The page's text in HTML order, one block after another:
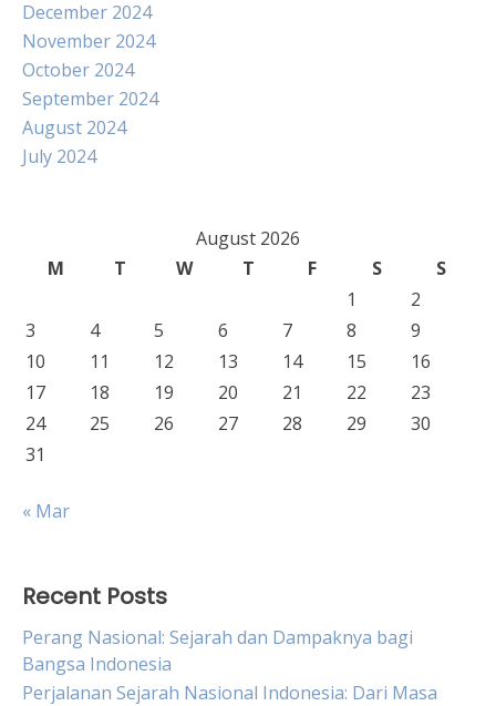
December 2024
November 2024
October 2024
September 2024
August 2024
July 2024
August 2026
M
T W T F S
S
1
2
3
4 5 6 7 8
9
10
11 12 13 14 15
16
17
18 19 20 21 22
23
24
25 26 27 28 29
30
31
« Mar
Recent Posts
Perang Nasional: Sejarah dan Dampaknya bagi
Bangsa Indonesia
Perjalanan Sejarah Nasional Indonesia: Dari Masa